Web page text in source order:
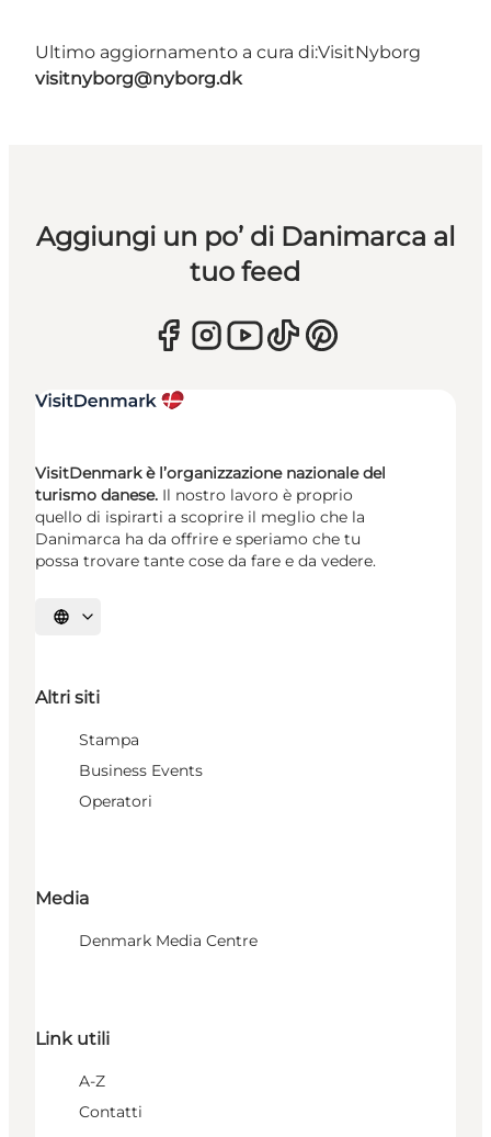
Ultimo aggiornamento a cura di:VisitNyborg
visitnyborg@nyborg.dk
Aggiungi un po’ di Danimarca al
tuo feed
VisitDenmark è l’organizzazione nazionale del
turismo danese. Il nostro lavoro è proprio
quello di ispirarti a scoprire il meglio che la
Danimarca ha da offrire e speriamo che tu
possa trovare tante cose da fare e da vedere.
Seleziona la lingua
Altri siti
Stampa
Business Events
Operatori
Media
Denmark Media Centre
Link utili
A-Z
Contatti